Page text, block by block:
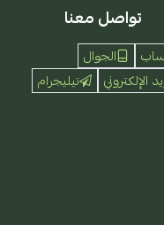
تواصل معنا
الجوال
الإلكتروني
تيليجرام